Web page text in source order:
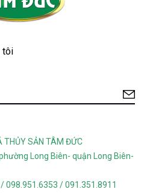
tôi
THỦY SẢN TÂM ĐỨC
Long Biên- quận Long Biên-
098.951.6353 / 091.351.8911